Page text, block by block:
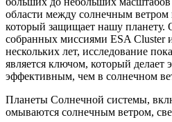
области между солнечным
который защищает нашу планету.
собранных миссиями ESA Cluster
нескольких лет, исследование
является ключом, который делает
эффективным, чем в солнечном
Планеты Солнечной системы,
омываются солнечным ветром,